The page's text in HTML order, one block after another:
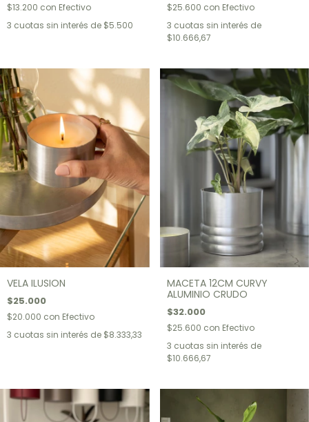
$13.200 con Efectivo
3 cuotas sin interés de $5.500
$25.600 con Efectivo
3 cuotas sin interés de
$10.666,67
VELA ILUSION
$25.000
$20.000 con Efectivo
3 cuotas sin interés de $8.333,33
MACETA 12CM CURVY
ALUMINIO CRUDO
$32.000
$25.600 con Efectivo
3 cuotas sin interés de
$10.666,67